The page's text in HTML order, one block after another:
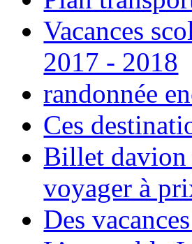
Vacances
2017 - 2018
randonnée
Ces
Billet davion
voyager à
Des